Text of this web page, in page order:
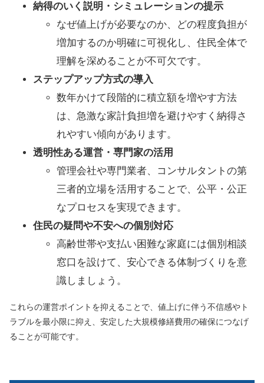
納得のいく説明・シミュレーションの提示
なぜ値上げが必要なのか、どの程度負担が
増加するのか明確に可視化し、住民全体で
理解を深めることが不可欠です。
ステップアップ方式の導入
数年かけて段階的に積立額を増やす方法
は、急激な家計負担増を避けやすく納得さ
れやすい傾向があります。
透明性ある運営・専門家の活用
管理会社や専門業者、コンサルタントの第
三者的立場を活用することで、公平・公正
なプロセスを実現できます。
住民の疑問や不安への個別対応
高齢世帯や支払い困難な家庭には個別相談
窓口を設けて、安心できる体制づくりを意
識しましょう。
これらの運営ポイントを抑えることで、値上げに伴う不信感やト
ラブルを最小限に抑え、安定した大規模修繕費用の確保につなげ
ることが可能です。